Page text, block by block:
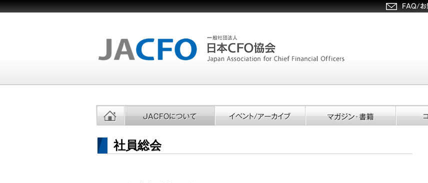
社員総会